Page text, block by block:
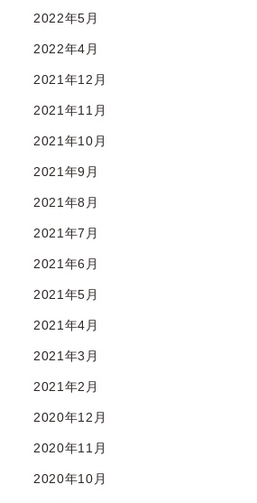
2022年5月
2022年4月
2021年12月
2021年11月
2021年10月
2021年9月
2021年8月
2021年7月
2021年6月
2021年5月
2021年4月
2021年3月
2021年2月
2020年12月
2020年11月
2020年10月